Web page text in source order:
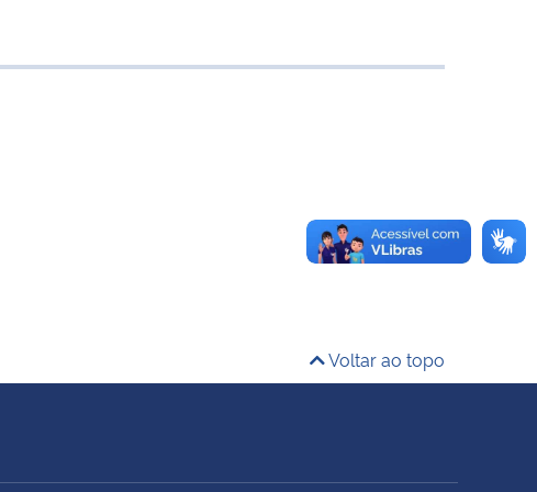
Voltar ao topo